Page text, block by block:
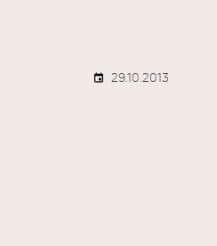
29.10.2013